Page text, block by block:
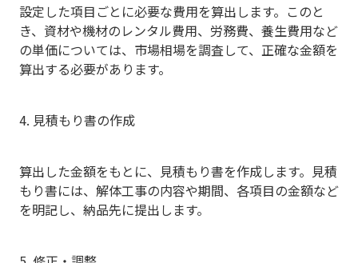
設定した項目ごとに必要な費用を算出します。このと
き、資材や機材のレンタル費用、労務費、養生費用など
の単価については、市場相場を調査して、正確な金額を
算出する必要があります。
4. 見積もり書の作成
算出した金額をもとに、見積もり書を作成します。見積
もり書には、解体工事の内容や期間、各項目の金額など
を明記し、納品先に提出します。